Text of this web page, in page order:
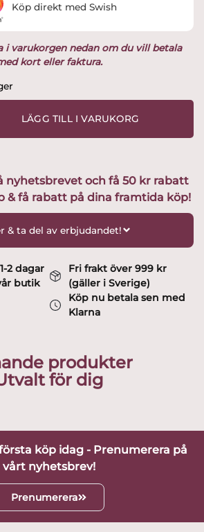
i varukorgen nedan om du vill betala
kort eller faktura.
LÄGG TILL I VARUKORG
Köp direkt med Swish
nyhetsbrevet och få 50 kr rabatt
& få rabatt på dina framtida köp!
& ta del av erbjudandet!
2 dagar
butik
Fri frakt över 999 kr
(gäller i Sverige)
Köp nu betala sen med
Klarna
produkter
för dig
köp idag - Prenumerera på
vårt nyhetsbrev!
Prenumerera